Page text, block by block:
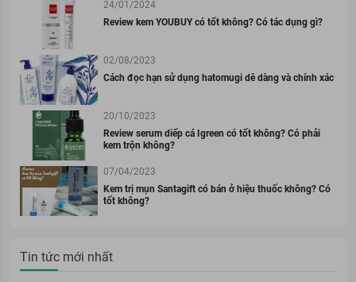
24/01/2024
Review kem YOUBUY có tốt không? Có tác dụng gì?
02/08/2023
Cách đọc hạn sử dụng hatomugi dễ dàng và chính xác
20/10/2023
Review serum diếp cá Igreen có tốt không? Có phải
kem trộn không?
07/04/2023
Kem trị mụn Santagift có bán ở hiệu thuốc không? Có
tốt không?
Tin tức mới nhất